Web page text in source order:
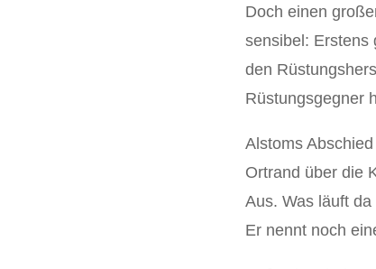
Doch einen
sensibel: Erstens
den
Rüstungsgegner
Alstoms
Ortrand über die
Aus. Was läuft
Er nennt noch